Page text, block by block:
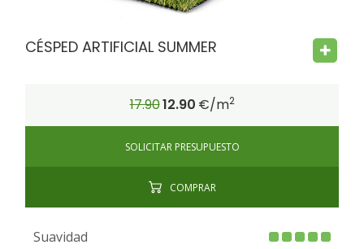
CÉSPED ARTIFICIAL SUMMER
17.9012.90 €/m2
SOLICITAR PRESUPUESTO
COMPRAR
Suavidad